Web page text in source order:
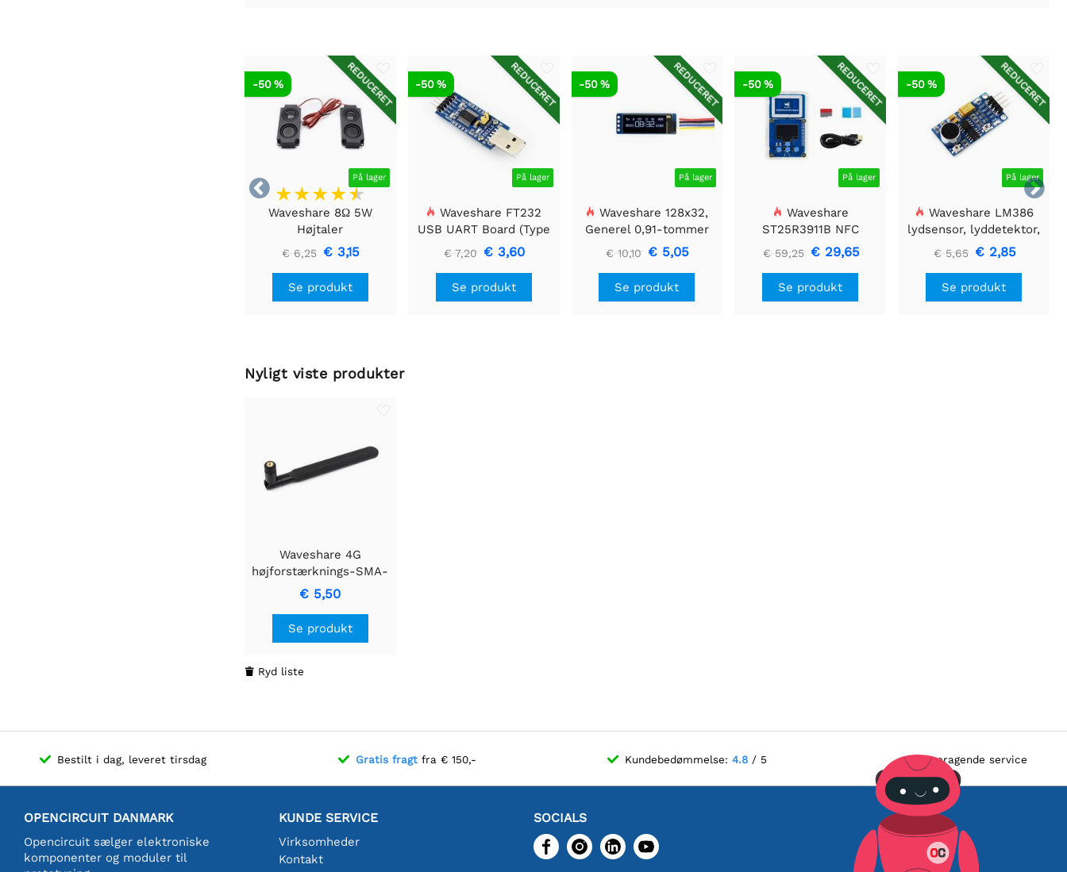


REDUCERET
På lager
-50 %
Waveshare 8Ω 5W
Højtaler
€ 6,25 € 3,15
Se produkt
REDUCERET
På lager
-50 %
Waveshare FT232
USB UART Board (Type
A), USB til TTL (UART)
kommunikationsmodul
€ 7,20 € 3,60
Se produkt
REDUCERET
På lager
-50 %
Waveshare 128x32,
Generel 0,91-tommer
OLED displaymodul
€ 10,10 € 5,05
Se produkt
REDUCERET
På lager
-50 %
Waveshare
ST25R3911B NFC
Evalueringssæt, NFC-
læser + TF-kort + USB-
kabel
€ 59,25 € 29,65
Se produkt
REDUCERET
På lager
-50 %
Waveshare LM386
lydsensor, lyddetektor,
kompatibel med Arduino
€ 5,65 € 2,85
Se produkt
Nyligt viste produkter
Waveshare 4G
højforstærknings-SMA-
antenne, understøttelse
af 4G/3G/2G/LPWA
€ 5,50
Se produkt
 Ryd liste
Bestilt i dag, leveret tirsdag Gratis fragtfra € 150,- Kundebedømmelse:4.8 / 5 Fremragende service
OPENCIRCUIT DANMARK
Opencircuit sælger elektroniske
komponenter og moduler til
KUNDE SERVICE
Virksomheder
Kontakt
SOCIALS